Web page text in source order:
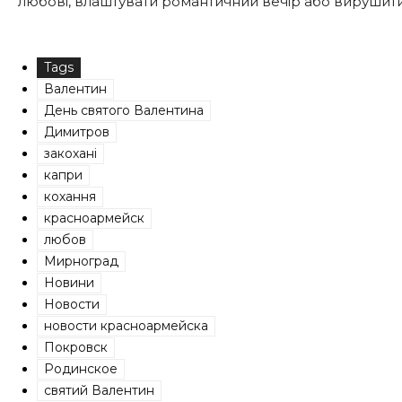
Tags
Валентин
День святого Валентина
Димитров
закохані
капри
кохання
красноармейск
любов
Мирноград
Новини
Новости
новости красноармейска
Покровск
Родинское
святий Валентин